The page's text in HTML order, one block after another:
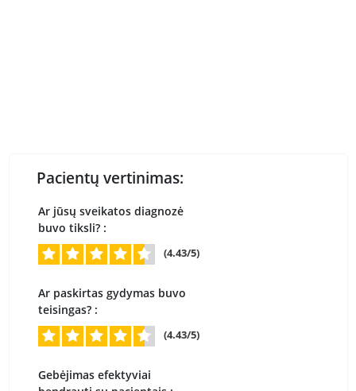
Pacientų vertinimas:
Ar jūsų sveikatos diagnozė
buvo tiksli? :
(4.43/5)
Ar paskirtas gydymas buvo
teisingas? :
(4.43/5)
Gebėjimas efektyviai